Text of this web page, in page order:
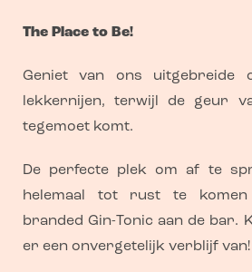
The Place to Be!
Geniet van ons uitgebreide
lekkernijen, terwijl de geur
tegemoet komt.
De perfecte plek om af te
helemaal tot rust te
branded Gin-Tonic aan de bar.
er een onvergetelijk verblijf van!